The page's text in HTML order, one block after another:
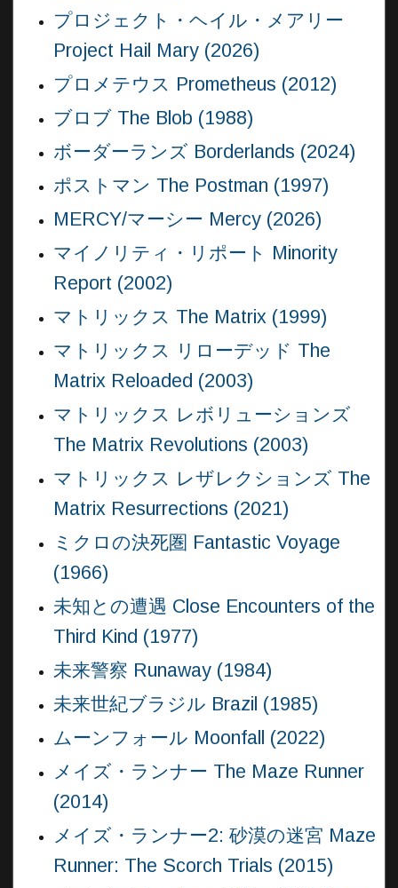
プロジェクト・ヘイル・メアリー
Project Hail Mary (2026)
プロメテウス Prometheus (2012)
ブロブ The Blob (1988)
ボーダーランズ Borderlands (2024)
ポストマン The Postman (1997)
MERCY/マーシー Mercy (2026)
マイノリティ・リポート Minority
Report (2002)
マトリックス The Matrix (1999)
マトリックス リローデッド The
Matrix Reloaded (2003)
マトリックス レボリューションズ
The Matrix Revolutions (2003)
マトリックス レザレクションズ The
Matrix Resurrections (2021)
ミクロの決死圏 Fantastic Voyage
(1966)
未知との遭遇 Close Encounters of the
Third Kind (1977)
未来警察 Runaway (1984)
未来世紀ブラジル Brazil (1985)
ムーンフォール Moonfall (2022)
メイズ・ランナー The Maze Runner
(2014)
メイズ・ランナー2: 砂漠の迷宮 Maze
Runner: The Scorch Trials (2015)